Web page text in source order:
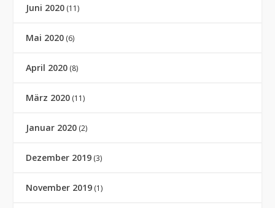
Juni 2020 (11)
Mai 2020 (6)
April 2020 (8)
März 2020 (11)
Januar 2020 (2)
Dezember 2019 (3)
November 2019 (1)